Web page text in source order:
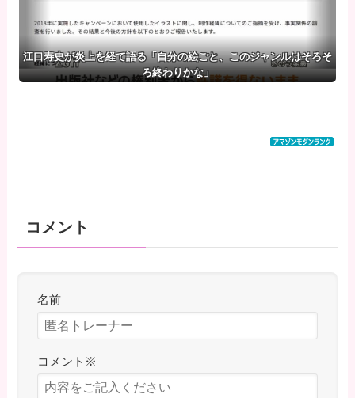
江口寿史が炎上を経て語る「自分の絵ごと、このジャンルはそろそ
ろ終わりかな」
コメント
名前
コメント ※